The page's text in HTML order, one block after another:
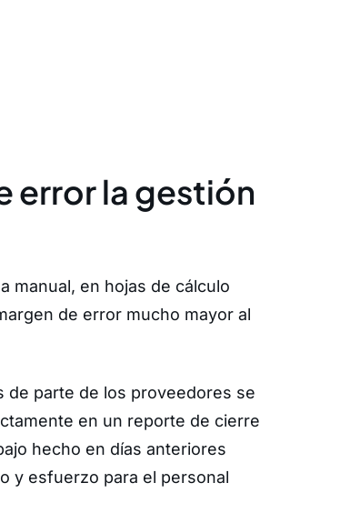
error la gestión
manual, en hojas de cálculo
de error mucho mayor al
de parte de los proveedores se
en un reporte de cierre
hecho en días anteriores
y esfuerzo para el personal